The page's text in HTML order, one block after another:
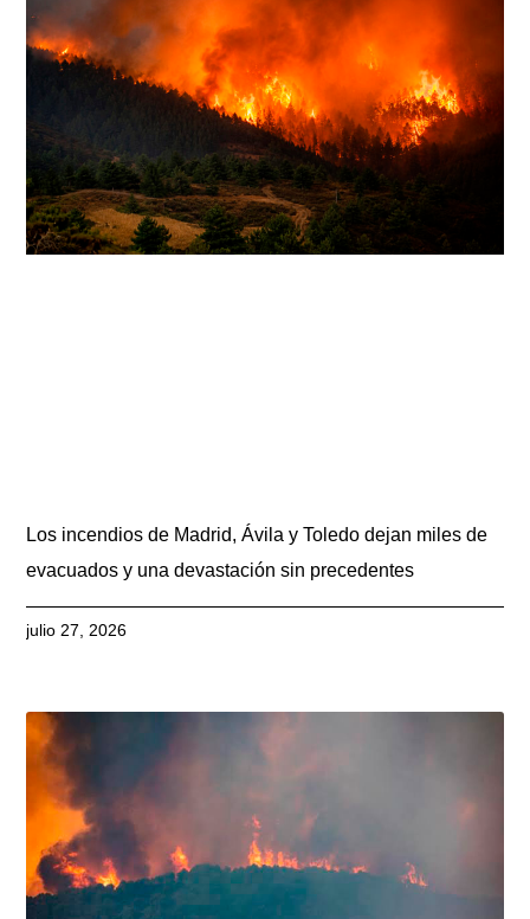
Los incendios de Madrid, Ávila y Toledo dejan miles de
evacuados y una devastación sin precedentes
julio 27, 2026